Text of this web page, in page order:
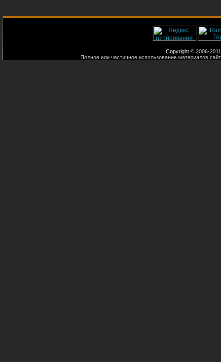
Copyright © 2006-
Полное или частичное использование материалов